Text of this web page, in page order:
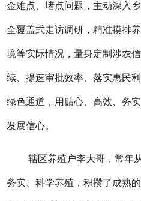
金难点、堵点问题，主动深入
全覆盖式走访调研，精准摸排
境等实际情况，量身定制涉农
续、提速审批效率、落实惠民
绿色通道，用贴心、高效、务
发展信心。
辖区养殖户李大哥，常年
务实、科学养殖，积攒了成熟